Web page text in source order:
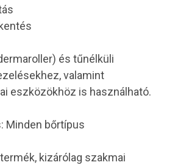
és tűnélküli
valamint
eszközökhöz is használható.
Minden bőrtípus
kizárólag szakmai